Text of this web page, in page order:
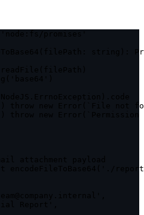
string):
throw new Error(`File not
encodeFileToBase64('./